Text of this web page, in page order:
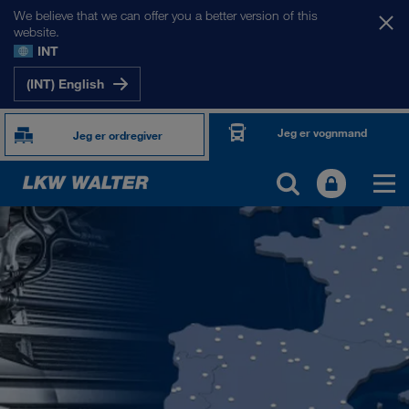
We believe that we can offer you a better version of this
website.
INT
(INT) English
Jeg er ordregiver Jeg er vognmand
TOGETHER WE DRIVE
WE LOAD
WE GROW
WE CARE